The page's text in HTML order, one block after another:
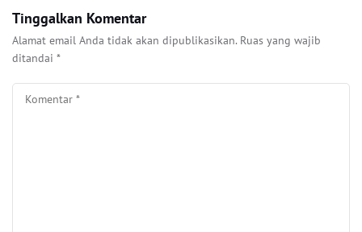
Tinggalkan Komentar
Alamat email Anda tidak akan dipublikasikan. Ruas yang wajib
ditandai *